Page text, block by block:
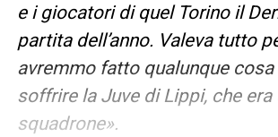
e i giocatori di quel Torino il
partita dell’anno. Valeva tutto
avremmo fatto qualunque cosa
soffrire la Juve di Lippi, che era
squadrone».